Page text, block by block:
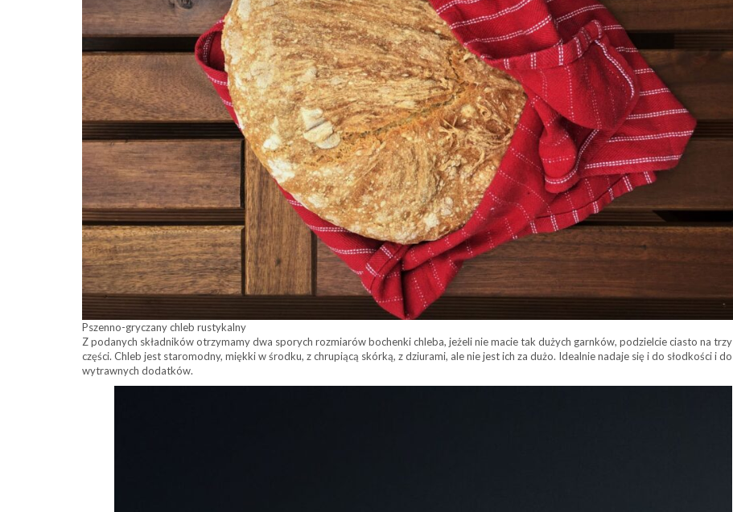
Pszenno-gryczany chleb rustykalny
Z podanych składników otrzymamy dwa sporych rozmiarów bochenki chleba, jeżeli nie macie tak dużych garnków, podzielcie ciasto na trzy
części. Chleb jest staromodny, miękki w środku, z chrupiącą skórką, z dziurami, ale nie jest ich za dużo. Idealnie nadaje się i do słodkości i do
wytrawnych dodatków.